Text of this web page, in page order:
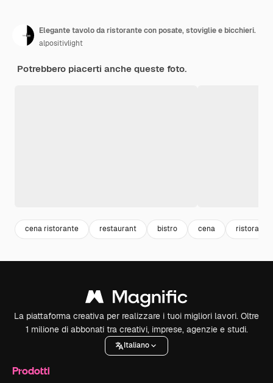
Elegante tavolo da ristorante con posate, stoviglie e bicchieri.
alpositivlight
Potrebbero piacerti anche queste foto.
cena ristorante restaurant bistro cena
La piattaforma creativa per realizzare i tuoi migliori lavori. Oltre
1 milione di abbonati tra creativi, imprese, agenzie e studi.
Italiano
Prodotti